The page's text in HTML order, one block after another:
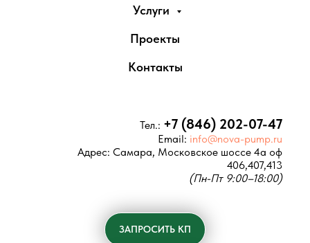
Услуги
Проекты
Контакты
Тел.: +7 (846) 202-07-47
Email: info@nova-pump.ru
Адрес: Самара, Московское шоссе 4а оф
406,407,413
(Пн-Пт 9:00–18:00)
ЗАПРОСИТЬ КП